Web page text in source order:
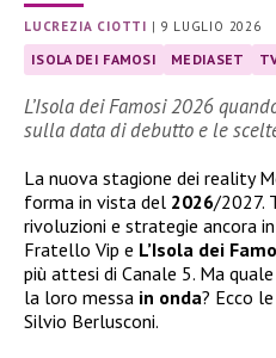
LUCREZIA CIOTTI | 9 LUGLIO 2026
ISOLA DEI FAMOSI MEDIASET
L’Isola dei Famosi 2026
sulla data di debutto e le
La nuova stagione dei reality
forma in vista del 2026/2027.
rivoluzioni e strategie ancora
Fratello Vip e L’Isola dei
più attesi di Canale 5. Ma
la loro messa in onda? Ecco
Silvio Berlusconi.